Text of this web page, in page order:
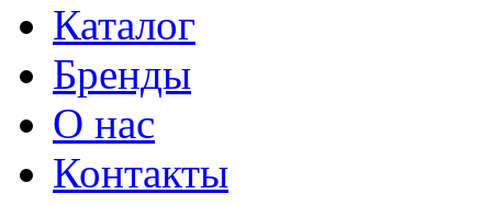
Каталог
Бренды
О нас
Контакты